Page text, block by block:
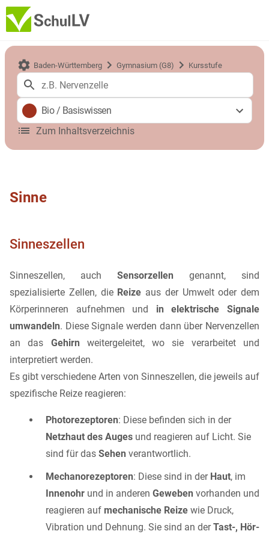
Baden-Württemberg Gymnasium (G8) Kursstufe
Bio/ Basiswissen
Zum Inhaltsverzeichnis
Sinne
Sinneszellen
Sinneszellen, auch Sensorzellen genannt, sind
spezialisierte Zellen, die Reize aus der Umwelt oder dem
Körperinneren aufnehmen und in elektrische Signale
umwandeln. Diese Signale werden dann über Nervenzellen
an das Gehirn weitergeleitet, wo sie verarbeitet und
interpretiert werden.
Es gibt verschiedene Arten von Sinneszellen, die jeweils auf
spezifische Reize reagieren:
Photorezeptoren: Diese befinden sich in der
Netzhaut des Auges und reagieren auf Licht. Sie
sind für das Sehen verantwortlich.
Mechanorezeptoren: Diese sind in der Haut, im
Innenohr und in anderen Geweben vorhanden und
reagieren auf mechanische Reize wie Druck,
Vibration und Dehnung. Sie sind an derTast-, Hör-